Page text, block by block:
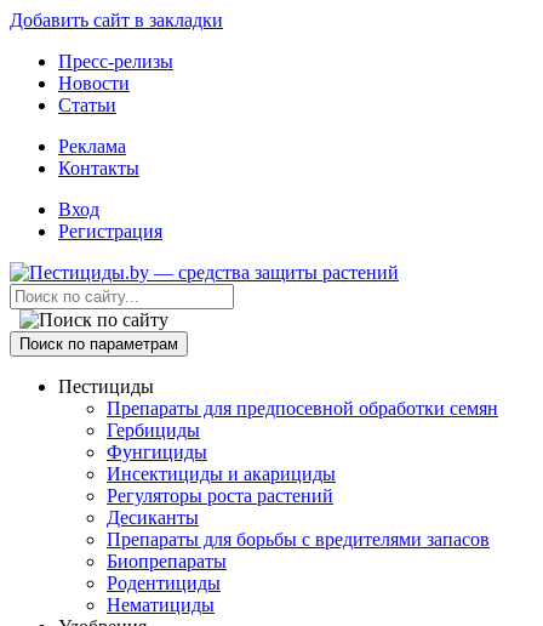
Добавить сайт в закладки
Пресс-релизы
Новости
Статьи
Реклама
Контакты
Вход
Регистрация
Поиск по параметрам
Пестициды
Препараты для предпосевной обработки семян
Гербициды
Фунгициды
Инсектициды и акарициды
Регуляторы роста растений
Десиканты
Препараты для борьбы с вредителями запасов
Биопрепараты
Родентициды
Нематициды